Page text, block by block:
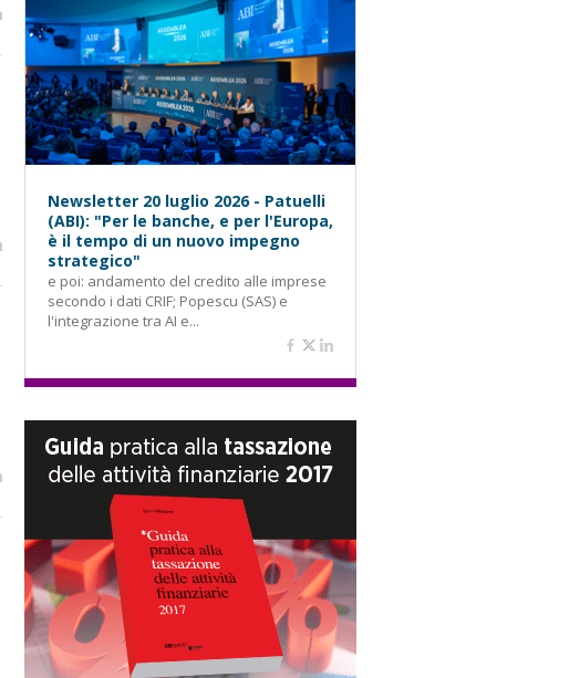
Newsletter 20 luglio 2026 - Patuelli
(ABI): "Per le banche, e per l'Europa,
è il tempo di un nuovo impegno
strategico"
e poi: andamento del credito alle imprese
secondo i dati CRIF; Popescu (SAS) e
l'integrazione tra AI e...